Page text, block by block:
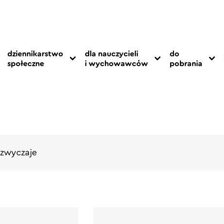
dziennikarstwo
społeczne
dla nauczycieli
i wychowawców
do
pobrania
zwyczaje